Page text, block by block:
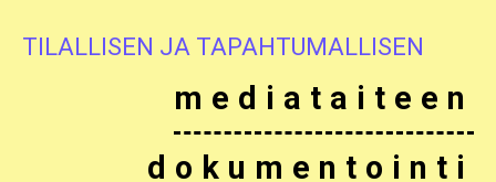
TILALLISEN JA TAPAHTUMALLISEN
mediataiteen
dokumentointi